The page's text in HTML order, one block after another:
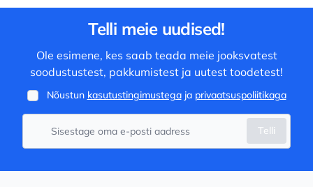
Telli meie uudised!
Ole esimene, kes saab teada meie jooksvatest
soodustustest, pakkumistest ja uutest toodetest!
Nõustun kasutustingimustegaja privaatsuspoliitikaga
Telli